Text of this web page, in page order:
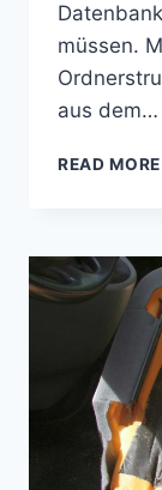
müssen.
aus dem…
READ MORE